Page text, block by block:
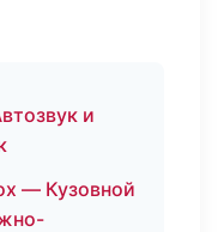
и
— Кузовной